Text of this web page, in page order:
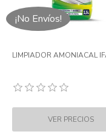
¡No Envíos!
LIMPIADOR AMONIACAL